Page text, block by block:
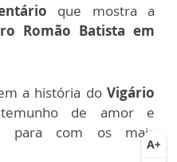
que mostra a
Romão Batista em
a história doVigário
de amor e
para com os mais